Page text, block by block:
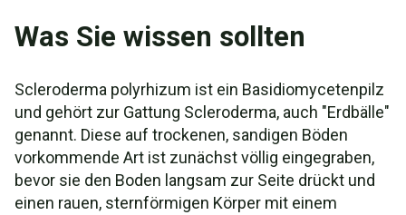
Was Sie wissen sollten
Scleroderma polyrhizum ist ein Basidiomycetenpilz
und gehört zur Gattung Scleroderma, auch "Erdbälle"
genannt. Diese auf trockenen, sandigen Böden
vorkommende Art ist zunächst völlig eingegraben,
bevor sie den Boden langsam zur Seite drückt und
einen rauen, sternförmigen Körper mit einem